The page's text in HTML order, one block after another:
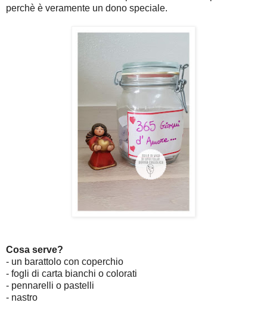
perchè è veramente un dono speciale.
Cosa serve?
- un barattolo con coperchio
- fogli di carta bianchi o colorati
- pennarelli o pastelli
- nastro